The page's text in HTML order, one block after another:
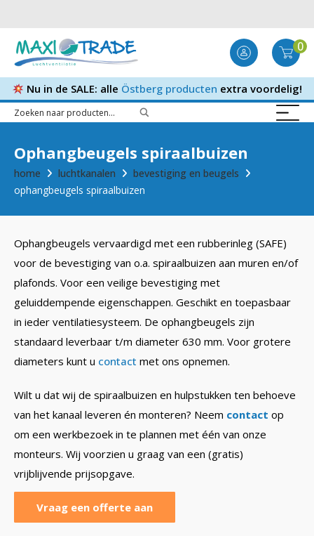
0
Nu in de SALE: alle Östberg producten extra voordelig!
Ophangbeugels spiraalbuizen
home luchtkanalen
bevestiging en beugels
ophangbeugels spiraalbuizen
Ophangbeugels vervaardigd met een rubberinleg (SAFE)
voor de bevestiging van o.a. spiraalbuizen aan muren en/of
plafonds. Voor een veilige bevestiging met
geluiddempende eigenschappen. Geschikt en toepasbaar
in ieder ventilatiesysteem. De ophangbeugels zijn
standaard leverbaar t/m diameter 630 mm. Voor grotere
diameters kunt u contact met ons opnemen.
Wilt u dat wij de spiraalbuizen en hulpstukken ten behoeve
van het kanaal leveren én monteren? Neem contact op
om een werkbezoek in te plannen met één van onze
monteurs. Wij voorzien u graag van een (gratis)
vrijblijvende prijsopgave.
Vraag een offerte aan